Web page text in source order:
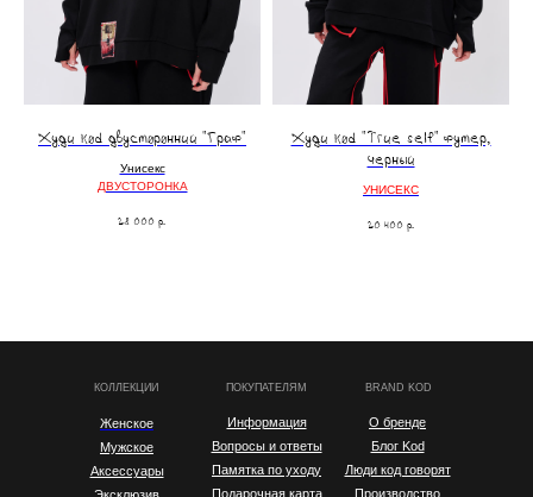
Худи kоd двусторонний "Граф"
Унисекс
ДВУСТОРОНКА
28 000 р.
Худи kоd "True self" футер,
черный
УНИСЕКС
20 400 р.
КОЛЛЕКЦИИ
Женское
Мужское
Аксессуары
Эксклюзив
ПОКУПАТЕЛЯМ
Информация
Вопросы и ответы
Памятка по уходу
Подарочная карта
BRAND KOD
О бренде
Блог Kod
Люди код говорят
Производство